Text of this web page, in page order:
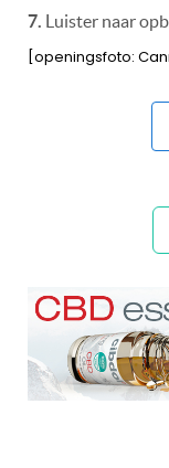
7. Luister naar
[openingsfoto: